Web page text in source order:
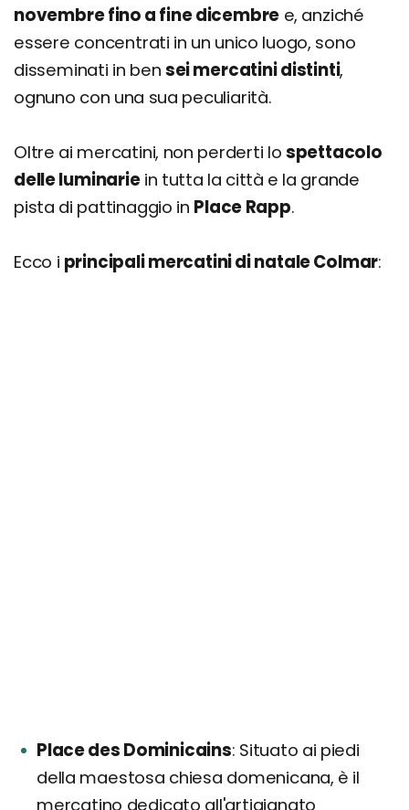
novembre fino a fine dicembre e, anziché
essere concentrati in un unico luogo, sono
disseminati in ben sei mercatini distinti,
ognuno con una sua peculiarità.
Oltre ai mercatini, non perderti lo spettacolo
delle luminariein tutta la città e la grande
pista di pattinaggio in Place Rapp.
Ecco i principali mercatini di natale Colmar:
Place des Dominicains Situato ai piedi
della maestosa chiesa domenicana, è il
mercatino dedicato all'artigianato